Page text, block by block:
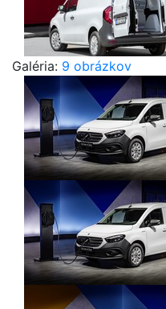
Galéria: 9 obrázkov